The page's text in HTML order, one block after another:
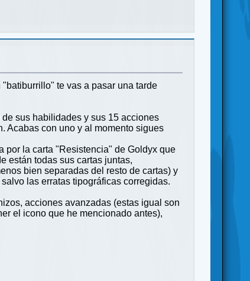
te vas a pasar una tarde
sus habilidades y sus 15 acciones
Acabas con uno y al momento sigues
por la carta "Resistencia" de Goldyx que
están todas sus cartas juntas,
bien separadas del resto de cartas) y
las erratas tipográficas corregidas.
acciones avanzadas (estas igual son
el icono que he mencionado antes),